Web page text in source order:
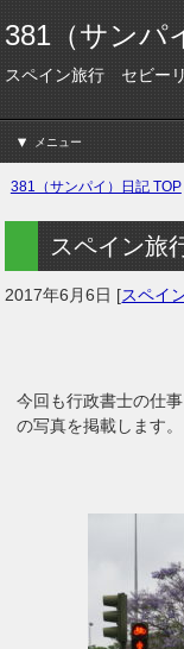
381（サンパ
スペイン旅行 セビー
メニュー
381（サンパイ）日記 TOP
スペイン旅
2017年6月6日 [スペイ
今回も行政書士の仕
の写真を掲載します。